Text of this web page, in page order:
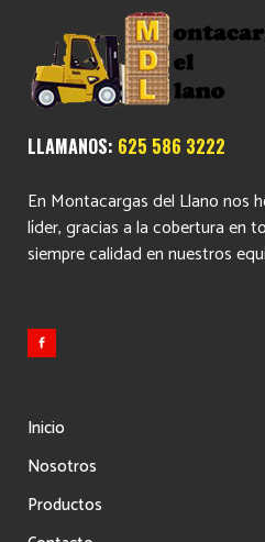
LLAMANOS: 625 586 3222
En Montacargas del Llano nos
líder, gracias a la cobertura en
siempre calidad en nuestros
Inicio
Nosotros
Productos